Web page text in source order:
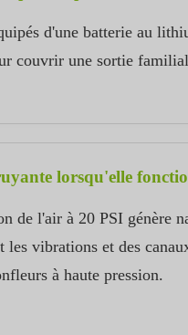
d'une batterie au
couvrir une sortie
lorsqu'elle
de l'air à 20 PSI génère
les vibrations et des
à haute pression.